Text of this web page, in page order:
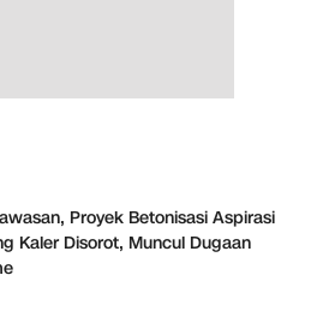
Proyek Betonisasi Aspirasi
Kaler Disorot, Muncul Dugaan